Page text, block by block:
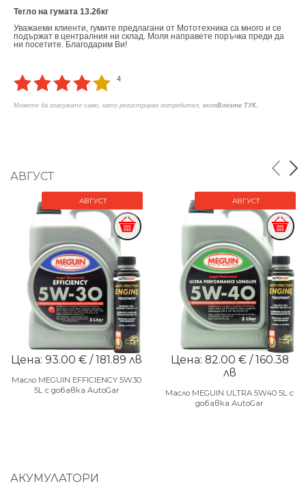
Тегло на гумата 13.26кг
Уважаеми клиенти, гумите предлагани от Мототехника са много и се
подържат в централния ни склад. Моля направете поръчка преди да
ни посетите. Благодарим Ви!
4
Можете да гласувате само, като регистриран потребител, моляВлезте ТУК
АВГУСТ
АВГУСТ
Цена: 93.00 € / 181.89 лв
Масло MEGUIN EFFICIENCY 5W30
5L с добавка AutoGar
АВГУСТ
Цена: 82.00 € / 160.38
лв
Масло MEGUIN ULTRA 5W40 5L с
добавка AutoGar
АКУМУЛАТОРИ